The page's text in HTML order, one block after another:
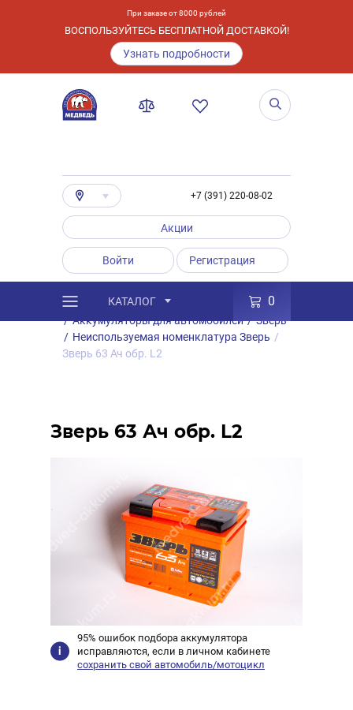
При заказе от 8000 рублей
ВОСПОЛЬЗУЙТЕСЬ БЕСПЛАТНОЙ ДОСТАВКОЙ!
Узнать подробности
+7 (391) 220-08-02
Акции
Войти Регистрация
КАТАЛОГ 0
Каталог / Товары
Аккумуляторы
/ Аккумуляторы для автомобилей / Зверь
/ Неиспользуемая номенклатура Зверь /
Зверь 63 Ач обр. L2
Зверь 63 Ач обр. L2
95% ошибок подбора аккумулятора
исправляются, если в личном кабинете
сохранить свой автомобиль/мотоцикл